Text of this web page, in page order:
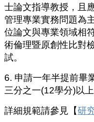
士論文指導教授，且
管理專業實務問題為
位論文與專業領域相
術倫理暨原創性比對
試。
6. 申請一年半提前畢
三分之一(12學分)以上
詳細規範請參見【研